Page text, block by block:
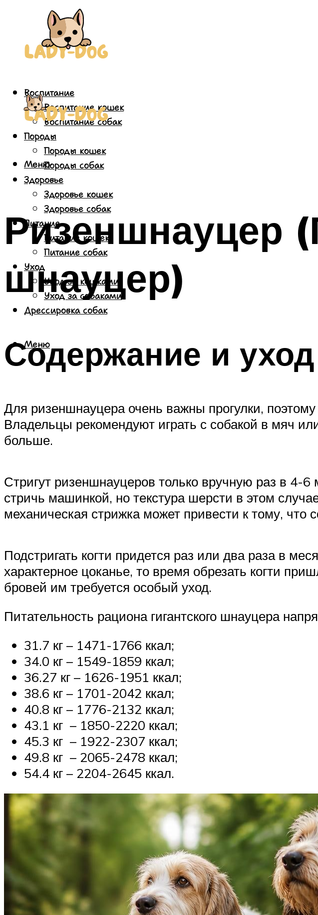
Воспитание
Воспитание кошек
Воспитание собак
Породы
Породы кошек
Породы собак
Здоровье
Здоровье кошек
Здоровье собак
Питание
Питание кошек
Питание собак
Уход
Уход за кошками
Уход за собаками
Дрессировка собак
Меню
Меню
Ризеншнауцер
шнауцер)
Содержание и уход
Для ризеншнауцера очень важны прогулки,
Владельцы рекомендуют играть с собакой в мяч
больше.
Стригут ризеншнауцеров только вручную раз в 4-
стричь машинкой, но текстура шерсти в этом
механическая стрижка может привести к тому, что
Подстригать когти придется раз или два раза в
характерное цоканье, то время обрезать когти
бровей им требуется особый уход.
Питательность рациона гигантского шнауцера
31.7 кг – 1471-1766 ккал;
34.0 кг – 1549-1859 ккал;
36.27 кг – 1626-1951 ккал;
38.6 кг – 1701-2042 ккал;
40.8 кг – 1776-2132 ккал;
43.1 кг – 1850-2220 ккал;
45.3 кг – 1922-2307 ккал;
49.8 кг – 2065-2478 ккал;
54.4 кг – 2204-2645 ккал.